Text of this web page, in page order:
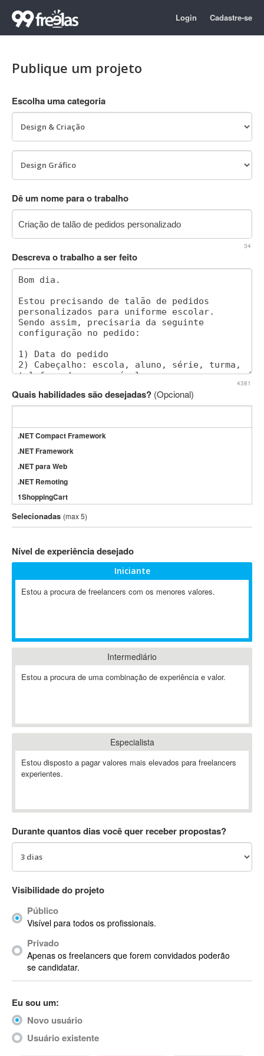
Login Cadastre-se
Publique um projeto
Escolha uma categoria
Dê um nome para o trabalho
34
Descreva o trabalho a ser feito
4381
Quais habilidades são desejadas? (Opcional)
.NET Compact Framework
.NET Framework
.NET para Web
.NET Remoting
1ShoppingCart
3DS Max
3GSM
802.11
A-GPS
ABAP
Abaqus
ABBYY FineReader
Ableton
Ableton Push
Abstract
AC3
ACID Pro
ACPI
Acrobat
Acrobat X
Acronis
ACT
Actimize
ActionScript
ActionScript 3
Selecionadas (max 5)
Nível de experiência desejado
Iniciante
Estou a procura de freelancers com os menores valores.
Intermediário
Estou a procura de uma combinação de experiência e valor.
Especialista
Estou disposto a pagar valores mais elevados para freelancers
experientes.
Durante quantos dias você quer receber propostas?
Visibilidade do projeto
Público
Visível para todos os profissionais.
Privado
Apenas os freelancers que forem convidados poderão
se candidatar.
Eu sou um:
Novo usuário
Usuário existente